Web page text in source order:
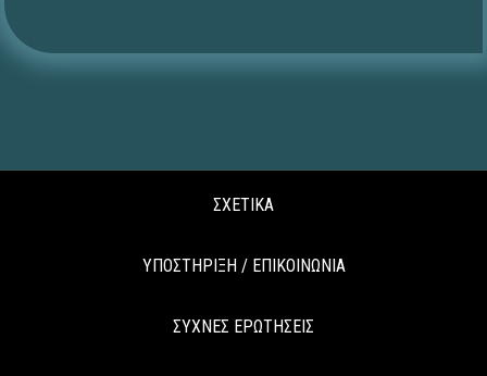
ΣΧΕΤΙΚΑ
ΥΠΟΣΤΗΡΙΞΗ / ΕΠΙΚΟΙΝΩΝΙΑ
ΣΥΧΝΕΣ ΕΡΩΤΗΣΕΙΣ